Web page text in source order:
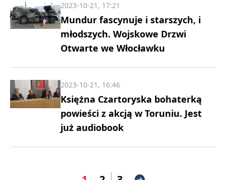
Mundur fascynuje i starszych, i
młodszych. Wojskowe Drzwi
Otwarte we Włocławku
2023-10-21, 17:21
Księżna Czartoryska bohaterką
powieści z akcją w Toruniu. Jest
już audiobook
2023-10-21, 16:46